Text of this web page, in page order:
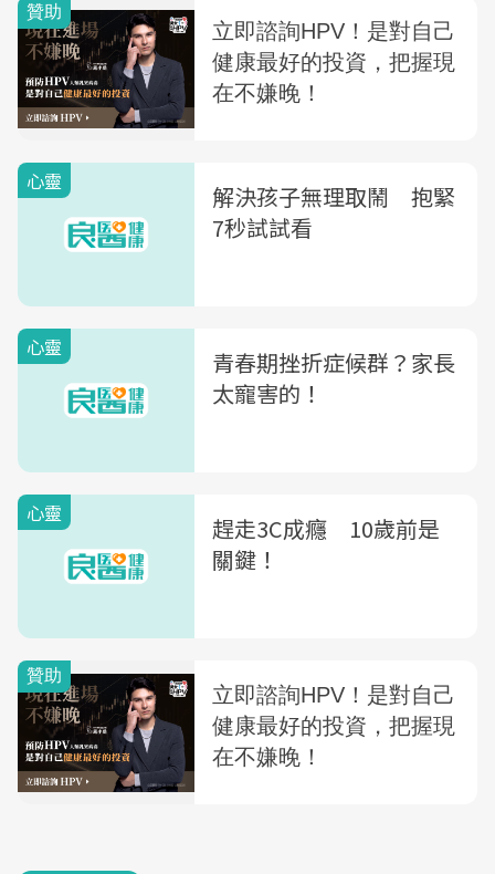
心靈
解決孩子無理取鬧 抱緊
7秒試試看
心靈
青春期挫折症候群？家長
太寵害的！
心靈
趕走3C成癮 10歲前是
關鍵！